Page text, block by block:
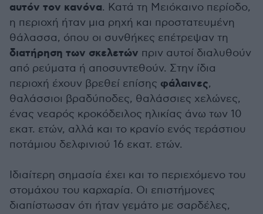
αυτόν τον κανόνα. Κατά τη Μειόκαινο περίοδο,
η περιοχή ήταν μια ρηχή και προστατευμένη
θάλασσα, όπου οι συνθήκες επέτρεψαν τη
διατήρηση των σκελετών πριν αυτοί διαλυθούν
από ρεύματα ή αποσυντεθούν. Στην ίδια
περιοχή έχουν βρεθεί επίσης φάλαινες,
θαλάσσιοι βραδύποδες, θαλάσσιες χελώνες,
ένας νεαρός κροκόδειλος ηλικίας άνω των 10
εκατ. ετών, αλλά και το κρανίο ενός τεράστιου
ποτάμιου δελφινιού 16 εκατ. ετών.
Ιδιαίτερη σημασία έχει και το περιεχόμενο του
στομάχου του καρχαρία. Οι επιστήμονες
διαπίστωσαν ότι ήταν γεμάτο με σαρδέλες,